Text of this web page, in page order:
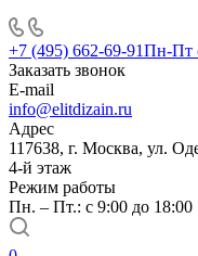
+7 (495) 662-69-91Пн-Пт
Заказать звонок
E-mail
info@elitdizain.ru
Адрес
117638, г. Москва, ул.
4-й этаж
Режим работы
Пн. – Пт.: с 9:00 до 18:00